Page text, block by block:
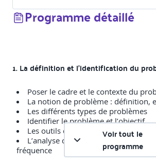
Programme détaillé
1. La définition et l’identification du
Poser le cadre et le contexte du
La notion de problème : définition,
Les différents types de problèmes
Identifier le problème et l’objectif
Les outils d’identification et de
L’analyse de la valeur d’un
fréquence
Voir tout le
programme